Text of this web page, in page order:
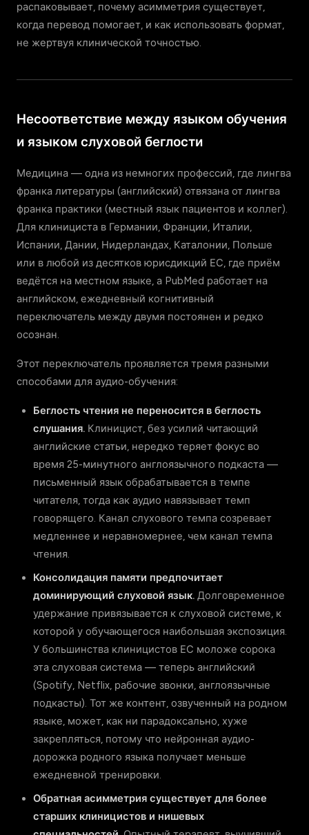
распаковывает, почему асимметрия существует,
когда перевод помогает, и как использовать формат,
не жертвуя клинической точностью.
Несоответствие между языком обучения
и языком слуховой беглости
Медицина — одна из немногих профессий, где лингва
франка литературы (английский) отвязана от лингва
франка практики (местный язык пациентов и коллег).
Для клинициста в Германии, Франции, Италии,
Испании, Дании, Нидерландах, Каталонии, Польше
или в любой из десятков юрисдикций ЕС, где приём
ведётся на местном языке, а PubMed работает на
английском, ежедневный когнитивный
переключатель между двумя постоянен и редко
осознан.
Этот переключатель проявляется тремя разными
способами для аудио-обучения:
Беглость чтения не переносится в беглость
слушания. Клиницист, без усилий читающий
английские статьи, нередко теряет фокус во
время 25-минутного англоязычного подкаста —
письменный язык обрабатывается в темпе
читателя, тогда как аудио навязывает темп
говорящего. Канал слухового темпа созревает
медленнее и неравномернее, чем канал темпа
чтения.
Консолидация памяти предпочитает
доминирующий слуховой язык. Долговременное
удержание привязывается к слуховой системе, к
которой у обучающегося наибольшая экспозиция.
У большинства клиницистов ЕС моложе сорока
эта слуховая система — теперь английский
(Spotify, Netflix, рабочие звонки, англоязычные
подкасты). Тот же контент, озвученный на родном
языке, может, как ни парадоксально, хуже
закрепляться, потому что нейронная аудио-
дорожка родного языка получает меньше
ежедневной тренировки.
Обратная асимметрия существует для более
старших клиницистов и нишевых